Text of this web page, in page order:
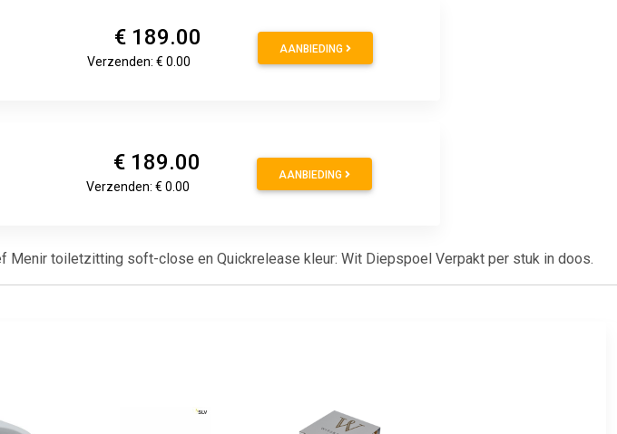
€ 189.00
Verzenden: € 0.00
AANBIEDING
€ 189.00
Verzenden: € 0.00
AANBIEDING
Menir toiletzitting soft-close en Quickrelease kleur: Wit Diepspoel Verpakt per stuk in doos.